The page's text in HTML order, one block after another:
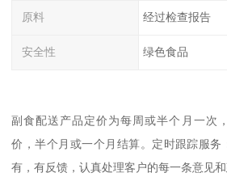
原料 经过检查报告
安全性 绿色食品
副食配送产品定价为每周或半个月一次
价，半个月或一个月结算。定时跟踪服务
有，有反馈，认真处理客户的每一条意见和